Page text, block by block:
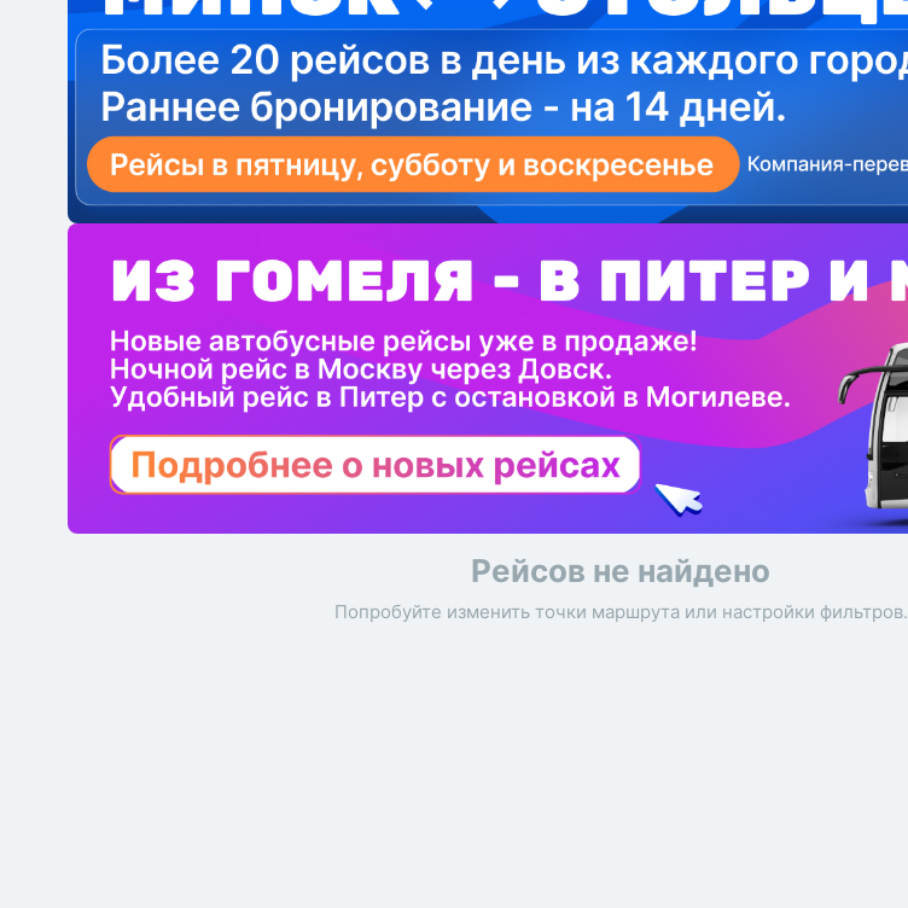
Рейсов не найдено
Попробуйте изменить точки маршрута или настройки фильтров.